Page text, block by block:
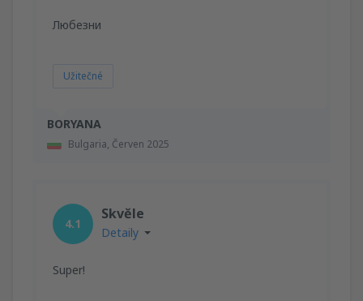
BORYANA
Bulgaria, Červen 2025
Любезни
Užitečné
4.1
Skvěle
Detaily
Super!